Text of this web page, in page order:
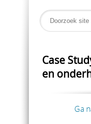
Case
en
Ga